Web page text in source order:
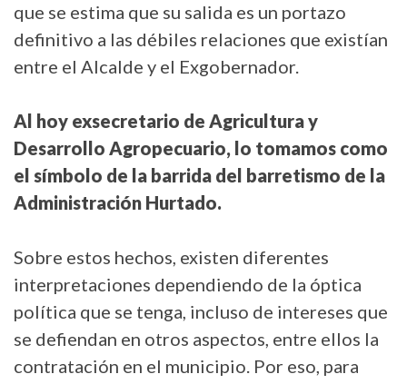
que se estima que su salida es un portazo
definitivo a las débiles relaciones que existían
entre el Alcalde y el Exgobernador.
Al hoy exsecretario de Agricultura y
Desarrollo Agropecuario, lo tomamos como
el símbolo de la barrida del barretismo de la
Administración Hurtado.
Sobre estos hechos, existen diferentes
interpretaciones dependiendo de la óptica
política que se tenga, incluso de intereses que
se defiendan en otros aspectos, entre ellos la
contratación en el municipio. Por eso, para